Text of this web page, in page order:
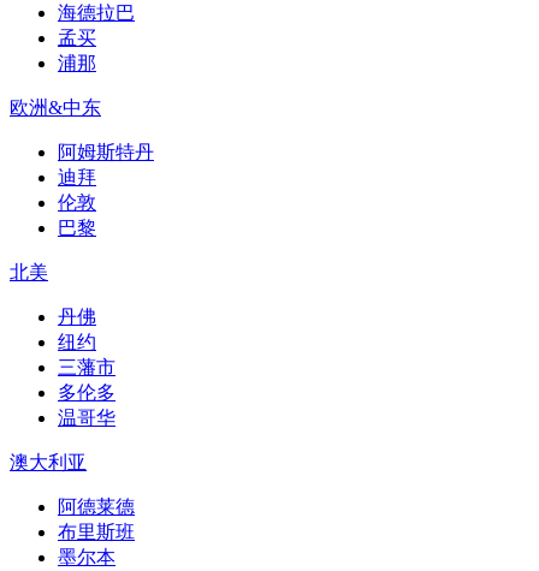
海德拉巴
孟买
浦那
欧洲&中东
阿姆斯特丹
迪拜
伦敦
巴黎
北美
丹佛
纽约
三藩市
多伦多
温哥华
澳大利亚
阿德莱德
布里斯班
墨尔本